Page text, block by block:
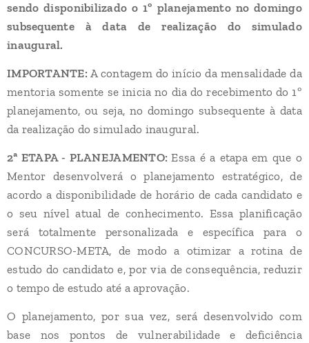
sendo disponibilizado o 1º planejamento no domingo
subsequente à data de realização do simulado
inaugural.
IMPORTANTE: A contagem do início da mensalidade da
mentoria somente se inicia no dia do recebimento do 1º
planejamento, ou seja, no domingo subsequente à data
da realização do simulado inaugural.
2ª ETAPA - PLANEJAMENTO:Essa é a etapa em que o
Mentor desenvolverá o planejamento estratégico, de
acordo a disponibilidade de horário de cada candidato e
o seu nível atual de conhecimento. Essa planificação
será totalmente personalizada e específica para o
CONCURSO-META, de modo a otimizar a rotina de
estudo do candidato e, por via de consequência, reduzir
o tempo de estudo até a aprovação.
O planejamento, por sua vez, será desenvolvido com
base nos pontos de vulnerabilidade e deficiência